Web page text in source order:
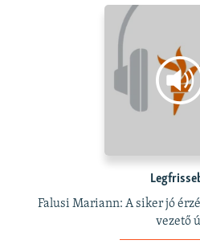
Falusi Mariann: A siker jó
vezető